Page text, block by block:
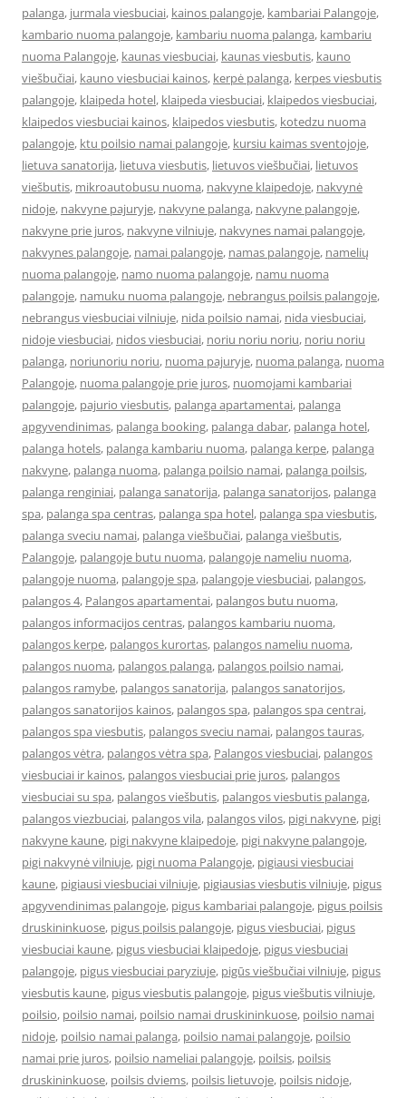
palanga, jurmala viesbuciai, kainos palangoje, kambariai Palangoje,
kambario nuoma palangoje, kambariu nuoma palanga, kambariu
nuoma Palangoje, kaunas viesbuciai, kaunas viesbutis, kauno
viešbučiai, kauno viesbuciai kainos, kerpė palanga, kerpes viesbutis
palangoje, klaipeda hotel, klaipeda viesbuciai, klaipedos viesbuciai,
klaipedos viesbuciai kainos, klaipedos viesbutis, kotedzu nuoma
palangoje, ktu poilsio namai palangoje, kursiu kaimas sventojoje,
lietuva sanatorija, lietuva viesbutis, lietuvos viešbučiai, lietuvos
viešbutis, mikroautobusu nuoma, nakvyne klaipedoje, nakvynė
nidoje, nakvyne pajuryje, nakvyne palanga, nakvyne palangoje,
nakvyne prie juros, nakvyne vilniuje, nakvynes namai palangoje,
nakvynes palangoje, namai palangoje, namas palangoje, namelių
nuoma palangoje, namo nuoma palangoje, namu nuoma
palangoje, namuku nuoma palangoje, nebrangus poilsis palangoje,
nebrangus viesbuciai vilniuje, nida poilsio namai, nida viesbuciai,
nidoje viesbuciai, nidos viesbuciai, noriu noriu noriu, noriu noriu
palanga, noriunoriu noriu, nuoma pajuryje, nuoma palanga, nuoma
Palangoje, nuoma palangoje prie juros, nuomojami kambariai
palangoje, pajurio viesbutis, palanga apartamentai, palanga
apgyvendinimas, palanga booking, palanga dabar, palanga hotel,
palanga hotels, palanga kambariu nuoma, palanga kerpe, palanga
nakvyne, palanga nuoma, palanga poilsio namai, palanga poilsis,
palanga renginiai, palanga sanatorija, palanga sanatorijos, palanga
spa, palanga spa centras, palanga spa hotel, palanga spa viesbutis,
palanga sveciu namai, palanga viešbučiai, palanga viešbutis,
Palangoje, palangoje butu nuoma, palangoje nameliu nuoma,
palangoje nuoma, palangoje spa, palangoje viesbuciai, palangos,
palangos 4, Palangos apartamentai, palangos butu nuoma,
palangos informacijos centras, palangos kambariu nuoma,
palangos kerpe, palangos kurortas, palangos nameliu nuoma,
palangos nuoma, palangos palanga, palangos poilsio namai,
palangos ramybe, palangos sanatorija, palangos sanatorijos,
palangos sanatorijos kainos, palangos spa, palangos spa centrai,
palangos spa viesbutis, palangos sveciu namai, palangos tauras,
palangos vėtra, palangos vėtra spa, Palangos viesbuciai, palangos
viesbuciai ir kainos, palangos viesbuciai prie juros, palangos
viesbuciai su spa, palangos viešbutis, palangos viesbutis palanga,
palangos viezbuciai, palangos vila, palangos vilos, pigi nakvyne, pigi
nakvyne kaune, pigi nakvyne klaipedoje, pigi nakvyne palangoje,
pigi nakvynė vilniuje, pigi nuoma Palangoje, pigiausi viesbuciai
kaune, pigiausi viesbuciai vilniuje, pigiausias viesbutis vilniuje, pigus
apgyvendinimas palangoje, pigus kambariai palangoje, pigus poilsis
druskininkuose, pigus poilsis palangoje, pigus viesbuciai, pigus
viesbuciai kaune, pigus viesbuciai klaipedoje, pigus viesbuciai
palangoje, pigus viesbuciai paryziuje, pigūs viešbučiai vilniuje, pigus
viesbutis kaune, pigus viesbutis palangoje, pigus viešbutis vilniuje,
poilsio, poilsio namai, poilsio namai druskininkuose, poilsio namai
nidoje, poilsio namai palanga, poilsio namai palangoje, poilsio
namai prie juros, poilsio nameliai palangoje, poilsis, poilsis
druskininkuose, poilsis dviems, poilsis lietuvoje, poilsis nidoje,